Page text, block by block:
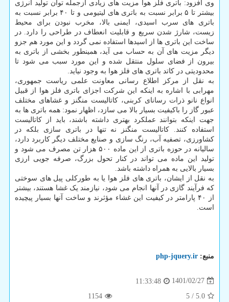
وی افزود: باتری فلز هوا مزیت های زیادی ازجمله توان تولید انرژی
بیشتر تا ۵ برابر نسبت به باتری های لیتیومی و تا ۴۰ برابر نسبت به
باتری های سرب اسیدی، ایمنی بالا، مخرب نبودن برای محیط
زیست، شارژ شدن سریع و قابلیت انعطاف در طراحی را دارد. در
ساخت این باتری ها از اسیدها استفاده نمی گردد و این مورد هم جزو
دیگر مزیت های آن به حساب می آید، همینطور بخشی از باتری به
بیرون از فضای سلول منتقل شده و این مورد سبب می شود تا
محدودیتی در کاتد باتری های فلز هوا به وجود نیاید.
به نقل از مرکز اطلاع رسانی معاونت علمی ریاست جمهوری،
مهرابی با اشاره به اینکه این شرکت اجزای باتری فلز هوا از قبیل
انواع نانو ذرات رسانای کربنی، کاتالیست منگنز و غشاهای مختلف
عبور گاز را باکیفیت بسیار بالا می سازد، اظهار نمود: همه باتری ها به
جهت اینکه بتوانند عملکرد بهتری داشته باشند، باید از کاتالیست
استفاده کنند. کاتالیست منگنز نه تنها در باتری سازی بلکه در
کشاورزی، تصفیه آب، رنگ سازی و صنایع مختلف دیگر کاربرد دارد،
سالیانه در حوزه باتری از این ماده ۵۰۰ هزار تن مصرف می شود و
تولید این ماده می تواند در کنار تحول بزرگ، صرفه جویی ارزی
بسیار بالایی به همراه داشته باشد.
به نقل از ایشان، باتری های فلز هوا یا به طورکلی پیل های سوختی
که فرآیند گازی در آنها انجام می شود، نیازمند یک غشا هستند، بیشتر
از ۴۰ پارامتر در کیفیت این غشاء مؤثرند و ساخت آنها بسیار پیچیده
است.
منبع: php-jquery.ir
1401/02/27
11:33:48
5.0
/
5
1154